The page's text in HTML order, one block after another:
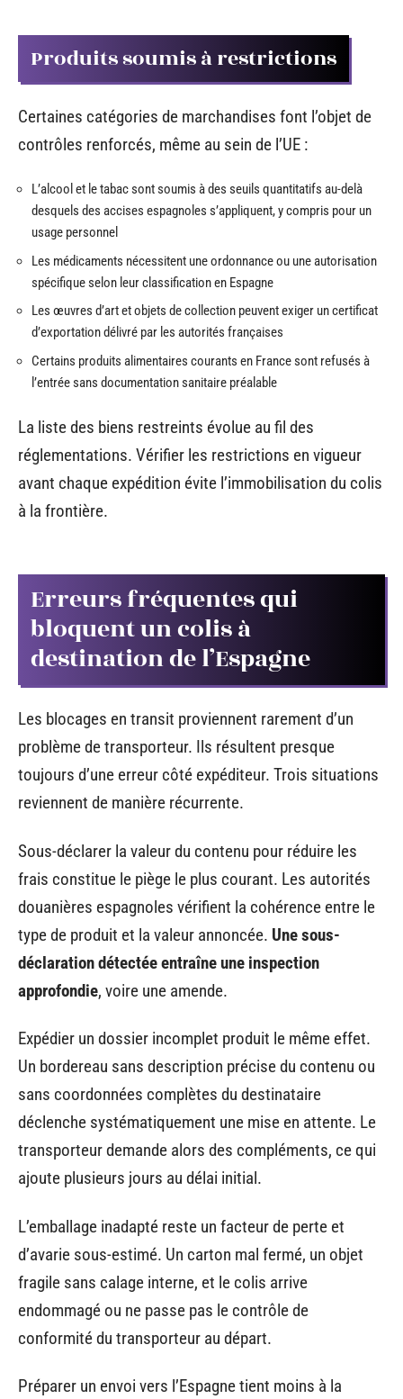
Produits soumis à restrictions
Certaines catégories de marchandises font l’objet de
contrôles renforcés, même au sein de l’UE :
L’alcool et le tabac sont soumis à des seuils quantitatifs au-delà
desquels des accises espagnoles s’appliquent, y compris pour un
usage personnel
Les médicaments nécessitent une ordonnance ou une autorisation
spécifique selon leur classification en Espagne
Les œuvres d’art et objets de collection peuvent exiger un certificat
d’exportation délivré par les autorités françaises
Certains produits alimentaires courants en France sont refusés à
l’entrée sans documentation sanitaire préalable
La liste des biens restreints évolue au fil des
réglementations. Vérifier les restrictions en vigueur
avant chaque expédition évite l’immobilisation du colis
à la frontière.
Erreurs fréquentes qui
bloquent un colis à
destination de l’Espagne
Les blocages en transit proviennent rarement d’un
problème de transporteur. Ils résultent presque
toujours d’une erreur côté expéditeur. Trois situations
reviennent de manière récurrente.
Sous-déclarer la valeur du contenu pour réduire les
frais constitue le piège le plus courant. Les autorités
douanières espagnoles vérifient la cohérence entre le
type de produit et la valeur annoncée. Une sous-
déclaration détectée entraîne une inspection
approfondie, voire une amende.
Expédier un dossier incomplet produit le même effet.
Un bordereau sans description précise du contenu ou
sans coordonnées complètes du destinataire
déclenche systématiquement une mise en attente. Le
transporteur demande alors des compléments, ce qui
ajoute plusieurs jours au délai initial.
L’emballage inadapté reste un facteur de perte et
d’avarie sous-estimé. Un carton mal fermé, un objet
fragile sans calage interne, et le colis arrive
endommagé ou ne passe pas le contrôle de
conformité du transporteur au départ.
Préparer un envoi vers l’Espagne tient moins à la